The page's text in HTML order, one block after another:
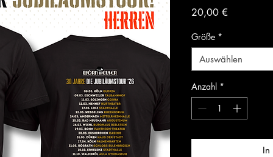
20,00 €Preis
Größe *
Auswählen
Anzahl *
In